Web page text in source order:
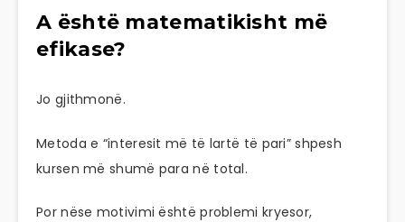
A është matematikisht më
efikase?
Jo gjithmonë.
Metoda e “interesit më të lartë të pari” shpesh
kursen më shumë para në total.
Por nëse motivimi është problemi kryesor,